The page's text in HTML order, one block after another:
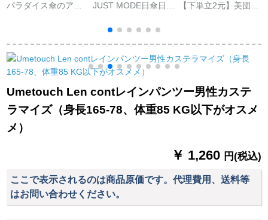
パラダイス傘のアフ
帯日傘黒ゴム日焼け
止め傘男女5冊
JUST MODE日傘日傘
り傘紫外線対策傘晴
雨パソルラテックス3
つ折り-青紫色
【下単立2元】美団テ
メーダリングリング
リング作業服ケース
Umetouch Len contレインパンツー男性カステ
ラマイズ（身長165-78、体重85 KG以下がオスメ
メ）
￥ 1,260 円(税込)
ここで表示されるのは商品原価です。代理費用、送料等
はお問い合わせください。